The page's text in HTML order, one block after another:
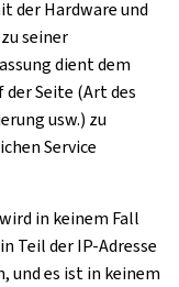
der Hardware und
seiner
dient dem
Seite (Art des
usw.) zu
Service
in keinem Fall
Teil der IP-Adresse
und es ist in keinem